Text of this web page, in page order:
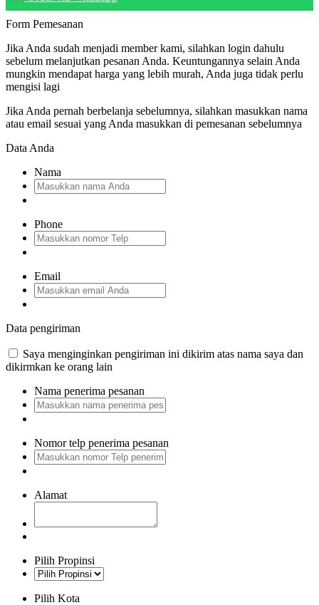
Form Pemesanan
Jika Anda sudah menjadi member kami, silahkan login dahulu
sebelum melanjutkan pesanan Anda. Keuntungannya selain Anda
mungkin mendapat harga yang lebih murah, Anda juga tidak perlu
mengisi lagi
Jika Anda pernah berbelanja sebelumnya, silahkan masukkan nama
atau email sesuai yang Anda masukkan di pemesanan sebelumnya
Data Anda
Nama
Phone
Email
Data pengiriman
Saya menginginkan pengiriman ini dikirim atas nama saya dan
dikirmkan ke orang lain
Nama penerima pesanan
Nomor telp penerima pesanan
Alamat
Pilih Propinsi
Pilih Kota